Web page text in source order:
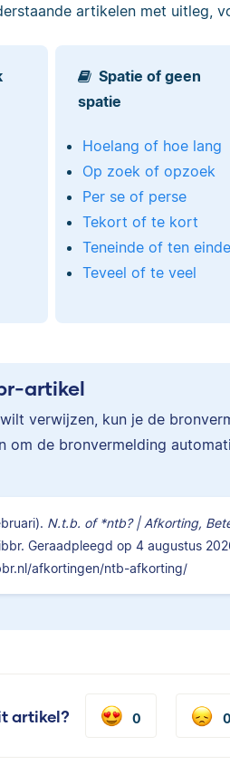
artikelen met uitleg,
Spatie of geen
spatie
Hoelang of hoe lang
Op zoek of opzoek
Per se of perse
Tekort of te kort
Teneinde of ten einde
Teveel of te veel
artikel
verwijzen, kun je de
om de bronvermelding
N.t.b. of *ntb? | Afkorting,
Geraadpleegd op 4 augustus
afkortingen/ntb-afkorting/
artikel? 0 0